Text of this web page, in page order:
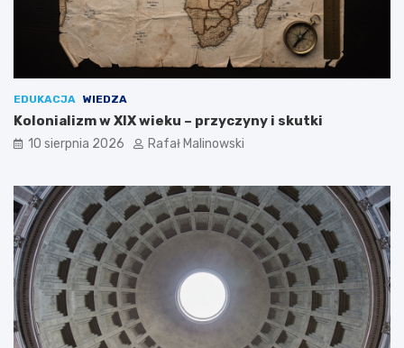
EDUKACJA WIEDZA
Kolonializm w XIX wieku – przyczyny i skutki
10 sierpnia 2026 Rafał Malinowski